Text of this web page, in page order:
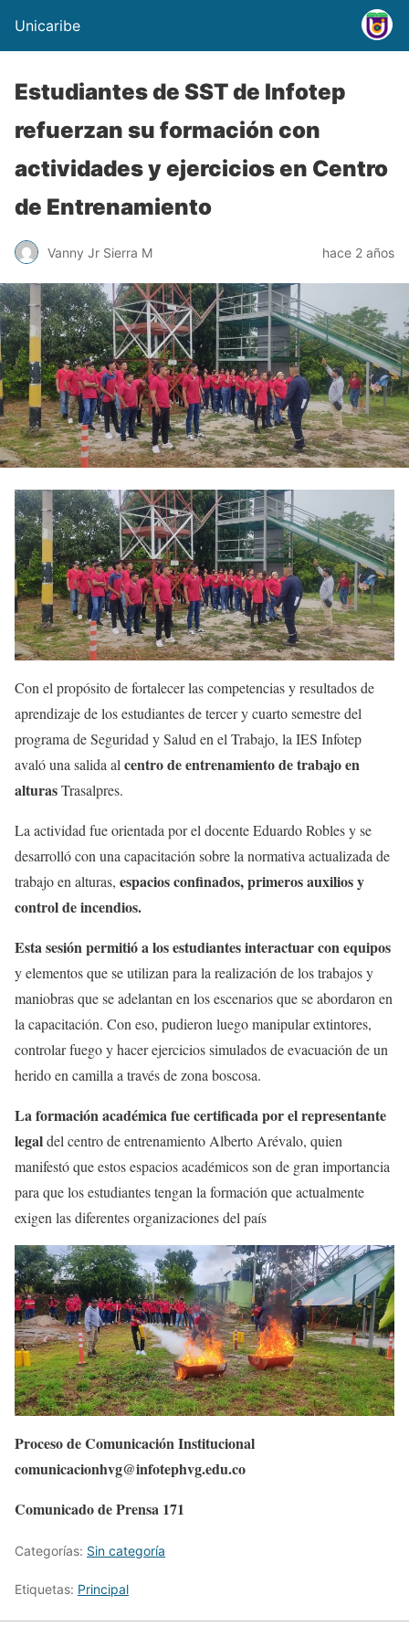
Unicaribe
Estudiantes de SST de Infotep
refuerzan su formación con
actividades y ejercicios en Centro
de Entrenamiento
Vanny Jr Sierra M hace 2 años
Con el propósito de fortalecer las competencias y resultados de
aprendizaje de los estudiantes de tercer y cuarto semestre del
programa de Seguridad y Salud en el Trabajo, la IES Infotep
avaló una salida al centro de entrenamiento de trabajo en
alturasTrasalpres.
La actividad fue orientada por el docente Eduardo Robles y se
desarrolló con una capacitación sobre la normativa actualizada de
trabajo en alturas, espacios confinados, primeros auxilios y
control de incendios.
Esta sesión permitió a los estudiantes interactuar con equipos
y elementos que se utilizan para la realización de los trabajos y
maniobras que se adelantan en los escenarios que se abordaron en
la capacitación. Con eso, pudieron luego manipular extintores,
controlar fuego y hacer ejercicios simulados de evacuación de un
herido en camilla a través de zona boscosa.
La formación académica fue certificada por el representante
legaldel centro de entrenamiento Alberto Arévalo, quien
manifestó que estos espacios académicos son de gran importancia
para que los estudiantes tengan la formación que actualmente
exigen las diferentes organizaciones del país
Proceso de Comunicación Institucional
comunicacionhvg@infotephvg.edu.co
Comunicado de Prensa 171
Categorías: Sin categoría
Etiquetas: Principal